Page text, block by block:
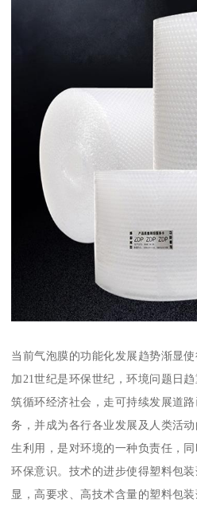
当前气泡膜的功能化发展趋势渐显
加21世纪是环保世纪，环境问题日
筑循环经济社会，走可持续发展道
务，并成为各行各业发展及人类活
生利用，是对环境的一种负责任，
环保意识。技术的进步使得塑料包
显，高要求、高技术含量的塑料包